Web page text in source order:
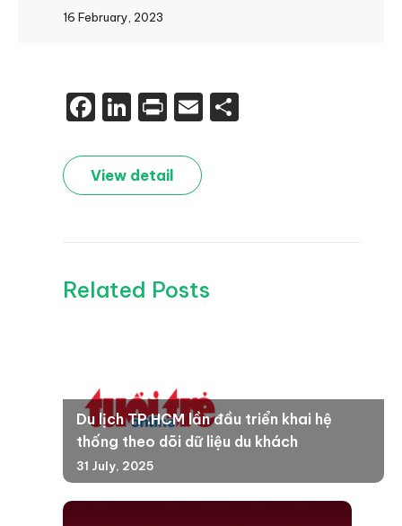
16 February, 2023
Facebook
LinkedIn
PrintEmail
View detail
Related Posts
Du lịch TP.HCM lần đầu triển khai hệ
thống theo dõi dữ liệu du khách
31 July, 2025